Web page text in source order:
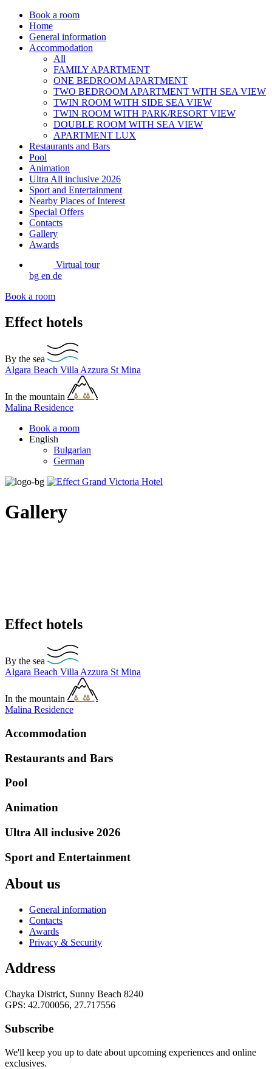
Book a room
Home
General information
Accommodation
All
FAMILY APARTMENT
ONE BEDROOM APARTMENT
TWO BEDROOM APARTMENT WITH SEA VIEW
TWIN ROOM WITH SIDE SEA VIEW
TWIN ROOM WITH PARK/RESORT VIEW
DOUBLE ROOM WITH SEA VIEW
APARTMENT LUX
Restaurants and Bars
Pool
Animation
Ultra All inclusive 2026
Sport and Entertainment
Nearby Places of Interest
Special Offers
Contacts
Gallery
Awards
Virtual tour
bg en de
Book a room
Effect hotels
By the sea
Algara Beach Villa Azzura St Mina
In the mountain
Malina Residence
Book a room
English
Bulgarian
German
Gallery
Effect hotels
By the sea
Algara Beach Villa Azzura St Mina
In the mountain
Malina Residence
Accommodation
Restaurants and Bars
Pool
Animation
Ultra All inclusive 2026
Sport and Entertainment
About us
General information
Contacts
Awards
Privacy & Security
Address
Chayka District, Sunny Beach 8240
GPS: 42.700056, 27.717556
Subscribe
We'll keep you up to date about upcoming experiences and online
exclusives.